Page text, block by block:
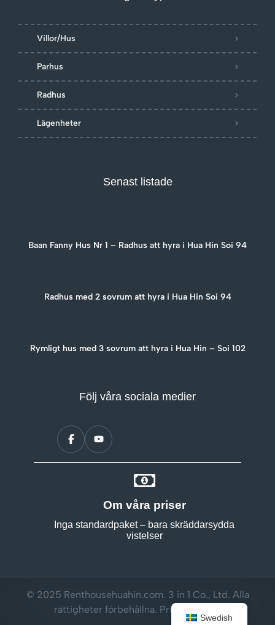
Villor/Hus
Parhus
Radhus
Lägenheter
Senast listade
Baan Fanny Hus Nr 1 – Radhus att hyra i Hua Hin Soi 94
Radhus med 2 sovrum att hyra i Hua Hin Soi 94
Rymligt hus med 3 sovrum att hyra i Hua Hin – Soi 102
Följ våra sociala medier
Om våra priser
Inga standardpaket – bara skräddarsydda
vistelser
© 2025 Renthousehuahin.com. 3 in 1 Co., Ltd. Alla
rättigheter förbehållna. Privacy Policy
Swedish